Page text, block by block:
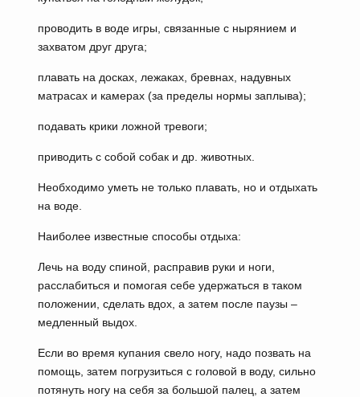
проводить в воде игры, связанные с нырянием и
захватом друг друга;
плавать на досках, лежаках, бревнах, надувных
матрасах и камерах (за пределы нормы заплыва);
подавать крики ложной тревоги;
приводить с собой собак и др. животных.
Необходимо уметь не только плавать, но и отдыхать
на воде.
Наиболее известные способы отдыха:
Лечь на воду спиной, расправив руки и ноги,
расслабиться и помогая себе удержаться в таком
положении, сделать вдох, а затем после паузы –
медленный выдох.
Если во время купания свело ногу, надо позвать на
помощь, затем погрузиться с головой в воду, сильно
потянуть ногу на себя за большой палец, а затем